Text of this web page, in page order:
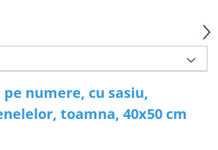
numere, cu sasiu,
toamna, 40x50 cm